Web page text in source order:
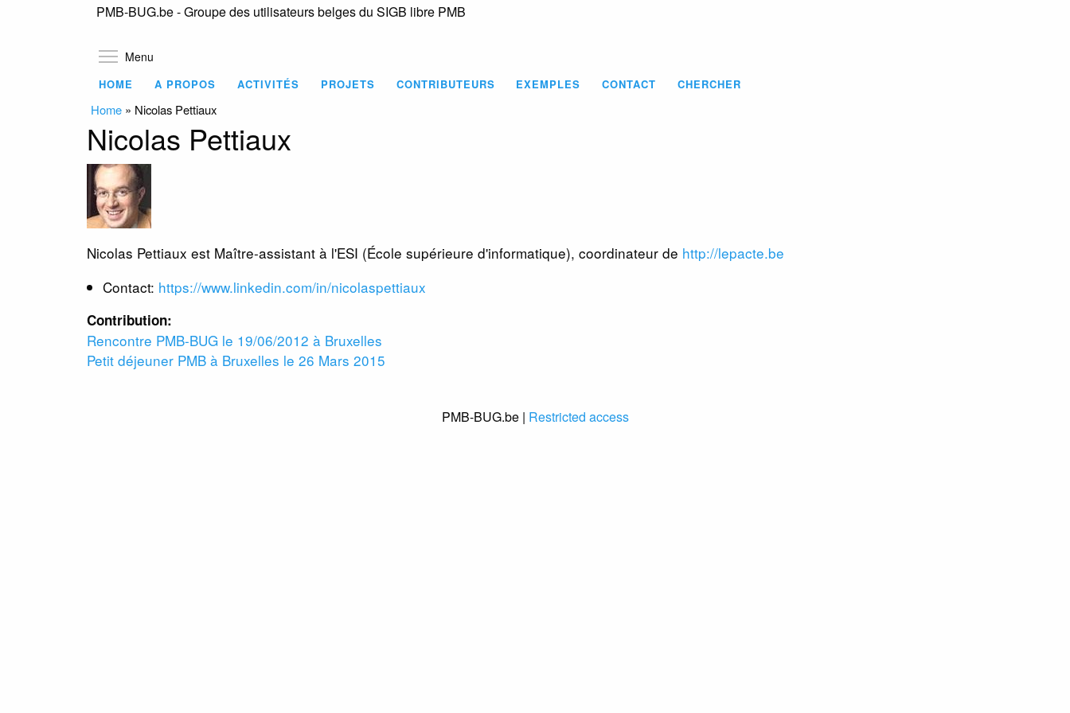
PMB-BUG.be - Groupe des utilisateurs belges du SIGB libre PMB
Menu
HOME A PROPOS ACTIVITÉS PROJETS CONTRIBUTEURS EXEMPLES CONTACT CHERCHER
Home » Nicolas Pettiaux
Nicolas Pettiaux
Nicolas Pettiaux est Maître-assistant à l'ESI (École supérieure d'informatique), coordinateur de http://lepacte.be
Contact: https://www.linkedin.com/in/nicolaspettiaux
Contribution:
Rencontre PMB-BUG le 19/06/2012 à Bruxelles
Petit déjeuner PMB à Bruxelles le 26 Mars 2015
PMB-BUG.be | Restricted access